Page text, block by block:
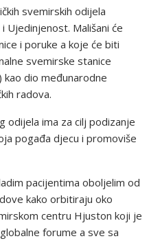
svemirskih odijela
Ujedinjenost. Mališani će
i poruke a koje će biti
svemirske stanice
kao dio međunarodne
radova.
odijela ima za cilj podizanje
pogađa djecu i promoviše
pacijentima oboljelim od
kako orbitiraju oko
centru Hjuston koji je
forume a sve sa